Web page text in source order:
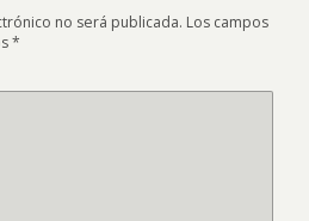
no será publicada. Los campos
*